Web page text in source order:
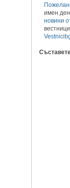
имен
новини